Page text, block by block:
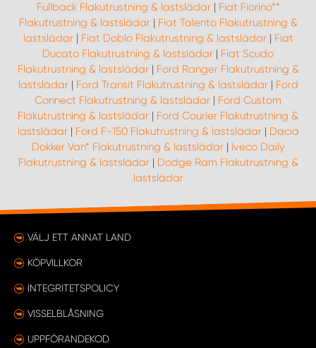
Fullback Flakutrustning & lastslädar| Fiat Fiorino**
Flakutrustning & lastslädar| Fiat Talento Flakutrustning &
lastslädar| Fiat Doblo Flakutrustning & lastslädar| Fiat
Ducato Flakutrustning & lastslädar | Fiat Scudo
Flakutrustning & lastslädar| Ford Ranger Flakutrustning &
lastslädar| Ford Transit Flakutrustning & lastslädar| Ford
Connect Flakutrustning & lastslädar | Ford Custom
Flakutrustning & lastslädar | Ford Courier Flakutrustning &
lastslädar| Ford F-150 Flakutrustning & lastslädar| Dacia
Dokker Van* Flakutrustning & lastslädar| Iveco Daily
Flakutrustning & lastslädar| Dodge Ram Flakutrustning &
lastslädar
VÄLJ ETT ANNAT LAND
KÖPVILLKOR
INTEGRITETSPOLICY
VISSELBLÅSNING
UPPFÖRANDEKOD